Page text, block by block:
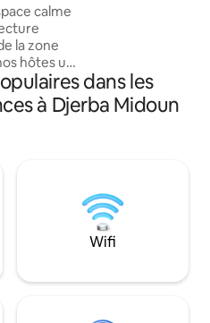
calme
la zone
à 3
piscine
à nos
à
dans les
à Djerba Midoun
Wifi